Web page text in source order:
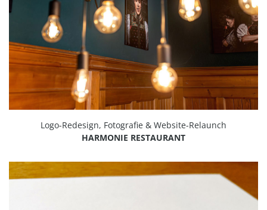
Logo-Redesign, Fotografie & Website-Relaunch
HARMONIE RESTAURANT